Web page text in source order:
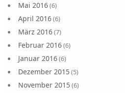
Mai 2016(6)
April 2016(6)
März 2016(7)
Februar 2016(6)
Januar 2016(6)
Dezember 2015(5)
November 2015(6)